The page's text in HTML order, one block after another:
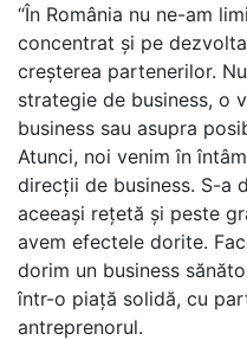
“În România nu ne-am
concentrat și pe
creșterea partenerilor.
strategie de business, o
business sau asupra
Atunci, noi venim în
direcții de business. S-a
aceeași rețetă și peste
avem efectele dorite.
dorim un business
într-o piață solidă, cu
antreprenorul.